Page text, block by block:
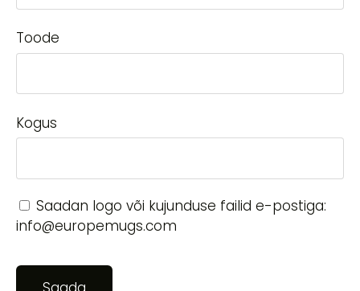
Toode
Kogus
Saadan logo või kujunduse failid e-postiga:
info@europemugs.com